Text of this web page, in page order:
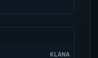
KLANA